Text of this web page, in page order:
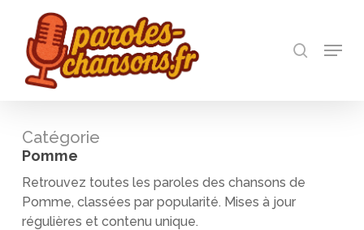
main
content
Menu
Catégorie
Pomme
Retrouvez toutes les paroles des chansons de
Pomme, classées par popularité. Mises à jour
régulières et contenu unique.
Close